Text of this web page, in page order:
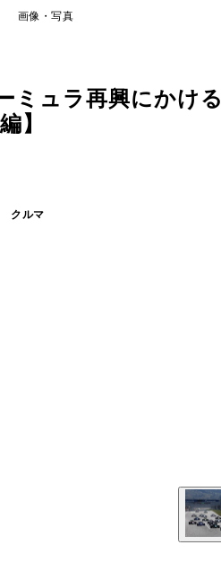
画像・写真
ミュラ再興にかけ
】
クルマ